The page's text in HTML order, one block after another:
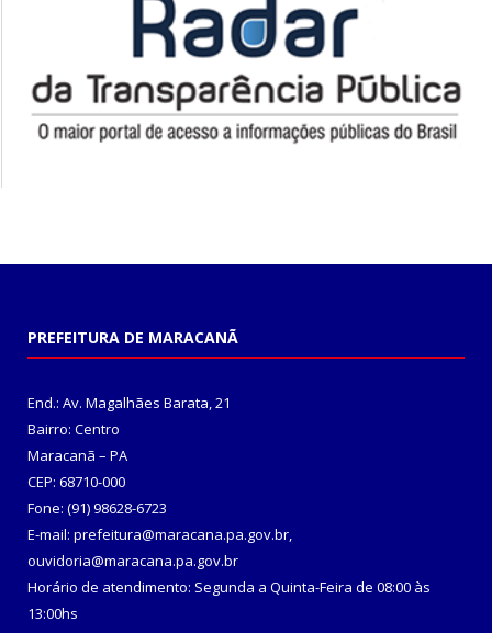
PREFEITURA DE MARACANÃ
End.: Av. Magalhães Barata, 21
Bairro: Centro
Maracanã – PA
CEP: 68710-000
Fone: (91) 98628-6723
E-mail: prefeitura@maracana.pa.gov.br,
ouvidoria@maracana.pa.gov.br
Horário de atendimento: Segunda a Quinta-Feira de 08:00 às
13:00hs